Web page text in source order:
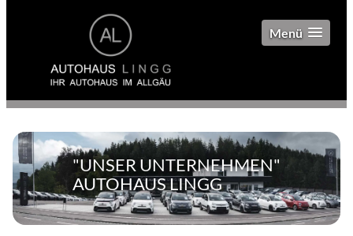
Menü
"UNSER UNTERNEHMEN"
AUTOHAUS LINGG